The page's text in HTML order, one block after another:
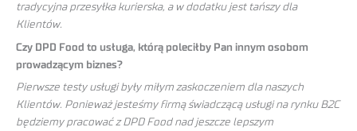
tradycyjna przesyłka kurierska, a w dodatku jest tańszy dla
Klientów.
Czy DPD Food to usługa, którą poleciłby Pan innym osobom
prowadzącym biznes?
Pierwsze testy usługi były miłym zaskoczeniem dla naszych
Klientów. Ponieważ jesteśmy firmą świadczącą usługi na rynku B2C
będziemy pracować z DPD Food nad jeszcze lepszym